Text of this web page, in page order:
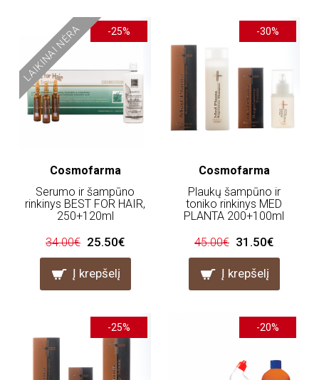
-25%
LAIKINAI NĖRA
Cosmofarma
Serumo ir šampūno
rinkinys BEST FOR HAIR,
250+120ml
34.00€ 25.50€
Į krepšelį
-30%
Cosmofarma
Plaukų šampūno ir
toniko rinkinys MED
PLANTA 200+100ml
45.00€ 31.50€
Į krepšelį
-25% -20%